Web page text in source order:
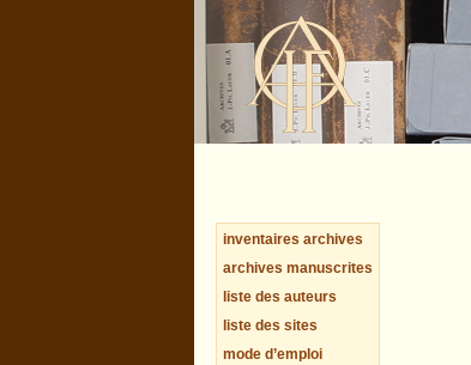
inventaires archives
archives manuscrites
liste des auteurs
liste des sites
mode d’emploi